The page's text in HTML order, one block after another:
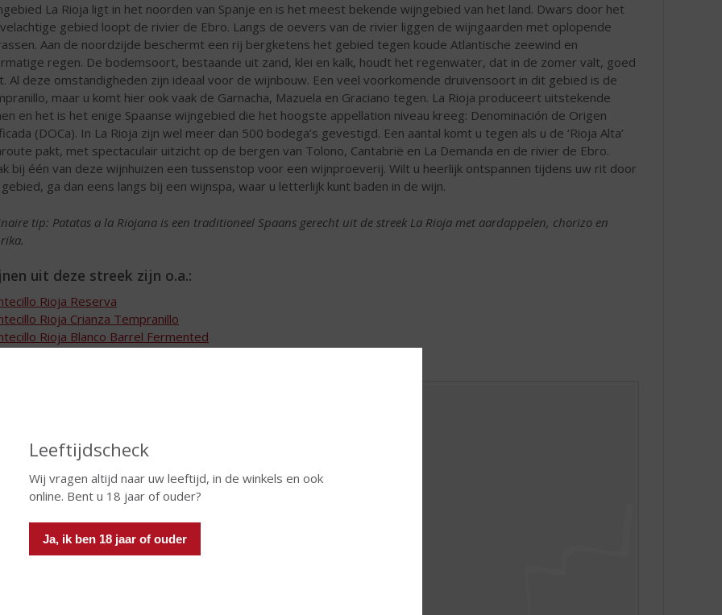
Leeftijdscheck
Wij vragen altijd naar uw leeftijd, in de winkels en ook
online. Bent u 18 jaar of ouder?
Ja, ik ben 18 jaar of ouder
La Rioja ligt in het noorden van Spanje en is het meest bekende wijngebied van het land. Dwars door het
gebied loopt de rivier de Ebro. Langs de oevers van de rivier liggen de wijngaarden met oplopende
Aan de noordzijde beschermt een rij bergketens het gebied tegen koude Atlantische zeewind en
regen. De bodemsoort, bestaande uit zand, klei en kalk, houdt het regenwater, dat in de zomer valt, goed
Al deze omstandigheden zijn ideaal voor de wijnbouw. Een veel voorkomende druivensoort in dit gebied is de
maar u komt hier ook vaak de Garnacha, Mazuela en Graciano tegen. La Rioja produceert uitstekende
en het is het enige Spaanse wijngebied die het hoogste appellation niveau kreeg: Denominación de Origen
(DOCa). In La Rioja zijn wel meer dan 500 bodega’s gevestigd. Een aantal komt u tegen als u de ‘Rioja Alta’
pakt, met spectaculair uitzicht op de bergen van Tolono, Cantabrië en La Demanda en de rivier de Ebro.
bij één van deze wijnhuizen een tussenstop voor een wijnproeverij. Wilt u heerlijk ontspannen tijdens uw rit door
ga dan eens langs bij een wijnspa, waar u letterlijk kunt baden in de wijn.
tip: Patatas a la Riojana is een traditioneel Spaans gerecht uit de streek La Rioja met aardappelen, chorizo en
uit deze streek zijn o.a.:
Rioja Reserva
Rioja Crianza Tempranillo
Rioja Blanco Barrel Fermented